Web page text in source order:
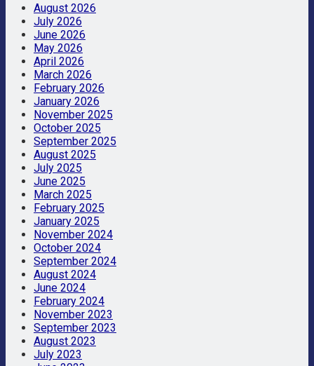
August 2026
July 2026
June 2026
May 2026
April 2026
March 2026
February 2026
January 2026
November 2025
October 2025
September 2025
August 2025
July 2025
June 2025
March 2025
February 2025
January 2025
November 2024
October 2024
September 2024
August 2024
June 2024
February 2024
November 2023
September 2023
August 2023
July 2023